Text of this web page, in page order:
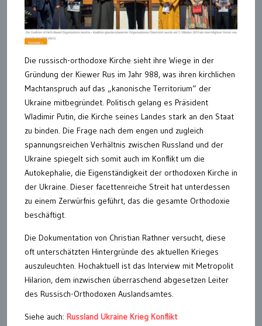
Die russisch-orthodoxe Kirche sieht ihre Wiege in der
Gründung der Kiewer Rus im Jahr 988, was ihren kirchlichen
Machtanspruch auf das „kanonische Territorium“ der
Ukraine mitbegründet. Politisch gelang es Präsident
Wladimir Putin, die Kirche seines Landes stark an den Staat
zu binden. Die Frage nach dem engen und zugleich
spannungsreichen Verhältnis zwischen Russland und der
Ukraine spiegelt sich somit auch im Konflikt um die
Autokephalie, die Eigenständigkeit der orthodoxen Kirche in
der Ukraine. Dieser facettenreiche Streit hat unterdessen
zu einem Zerwürfnis geführt, das die gesamte Orthodoxie
beschäftigt.
Die Dokumentation von Christian Rathner versucht, diese
oft unterschätzten Hintergründe des aktuellen Krieges
auszuleuchten. Hochaktuell ist das Interview mit Metropolit
Hilarion, dem inzwischen überraschend abgesetzen Leiter
des Russisch-Orthodoxen Auslandsamtes.
Siehe auch: Russland Ukraine Krieg Konflikt